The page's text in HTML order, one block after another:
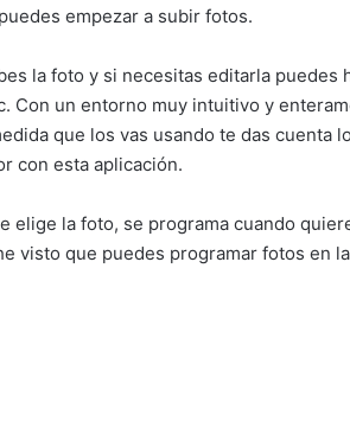
empezar a subir fotos.
la foto y si necesitas editarla puedes
Con un entorno muy intuitivo y
que los vas usando te das cuenta
con esta aplicación.
elige la foto, se programa cuando
visto que puedes programar fotos en